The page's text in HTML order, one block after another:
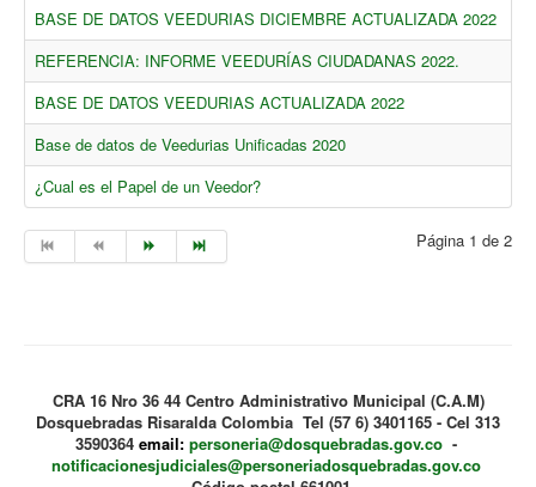
BASE DE DATOS VEEDURIAS DICIEMBRE ACTUALIZADA 2022
REFERENCIA: INFORME VEEDURÍAS CIUDADANAS 2022.
BASE DE DATOS VEEDURIAS ACTUALIZADA 2022
Base de datos de Veedurias Unificadas 2020
¿Cual es el Papel de un Veedor?
Página 1 de 2
CRA 16 Nro 36 44 Centro Administrativo Municipal (C.A.M)
Dosquebradas Risaralda Colombia Tel (57 6) 3401165 - Cel 313
3590364 email: personeria@dosquebradas.gov.co-
notificacionesjudiciales@personeriadosquebradas.gov.co